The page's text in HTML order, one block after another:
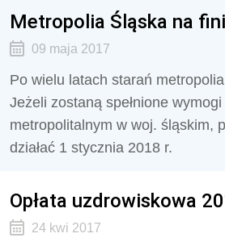
Metropolia Śląska na
09 maja 2017
Po wielu latach starań
Jeżeli zostaną spełnione
metropolitalnym w woj. śląskim,
działać 1 stycznia 2018 r.
Opłata uzdrowiskowa
24 kwi 2017